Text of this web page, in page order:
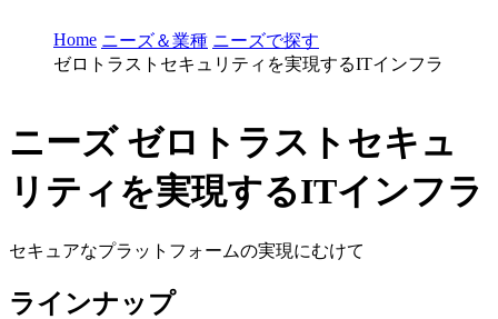
Home ニーズ＆業種 ニーズで探す
ゼロトラストセキュリティを実現するITインフラ
ニーズ ゼロトラストセキュ
リティを実現するITインフラ
セキュアなプラットフォームの実現にむけて
ラインナップ